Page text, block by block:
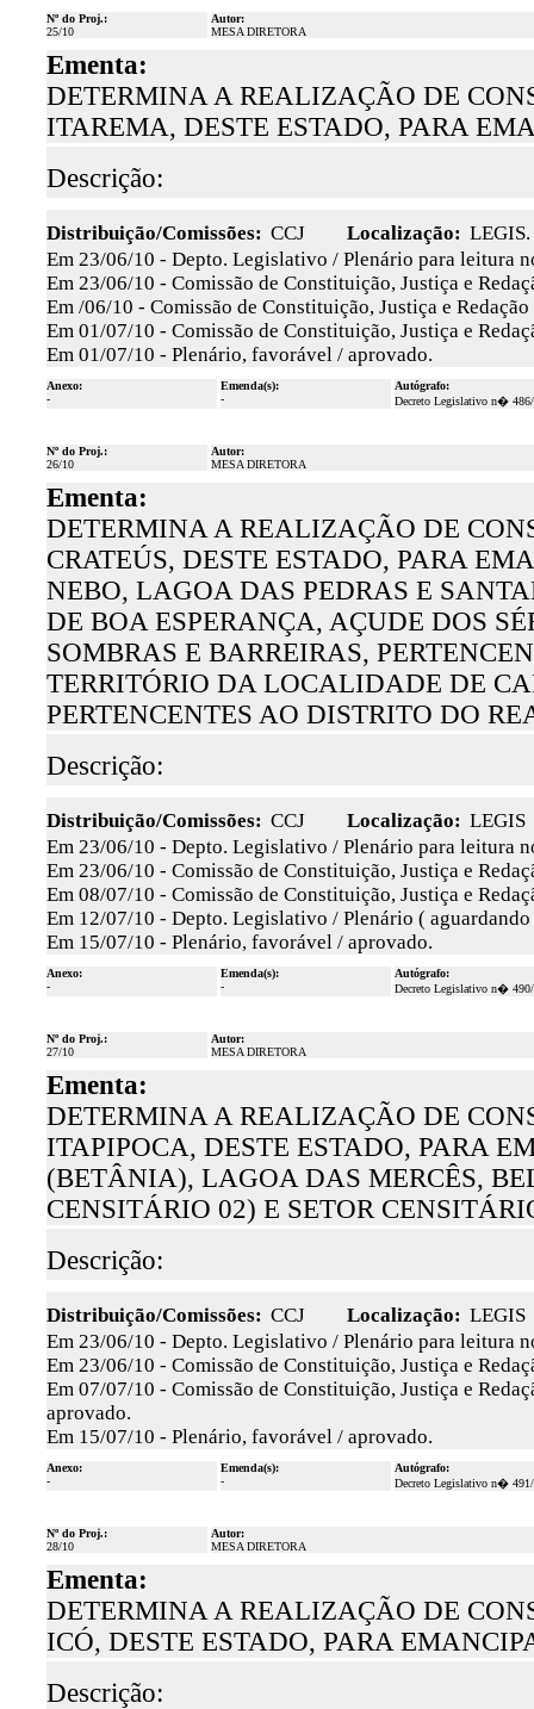
Nº do Proj.:
25/10
Autor:
MESA DIRETORA
Ementa:
DETERMINA A REALIZAÇÃO DE
ITAREMA, DESTE ESTADO, PARA
Descrição:
Distribuição/Comissões: CCJ Localização: LEGIS.
Em 23/06/10 - Depto. Legislativo / Plenário para leitura
Em 23/06/10 - Comissão de Constituição, Justiça e
Em /06/10 - Comissão de Constituição, Justiça e
Em 01/07/10 - Comissão de Constituição, Justiça e
Em 01/07/10 - Plenário, favorável / aprovado.
Anexo:
-
Emenda(s):
-
Autógrafo:
Decreto Legislativo n�
Nº do Proj.:
26/10
Autor:
MESA DIRETORA
Ementa:
DETERMINA A REALIZAÇÃO DE
CRATEÚS, DESTE ESTADO, PARA
NEBO, LAGOA DAS PEDRAS E
DE BOA ESPERANÇA, AÇUDE DOS
SOMBRAS E BARREIRAS,
TERRITÓRIO DA LOCALIDADE DE
PERTENCENTES AO DISTRITO DO
Descrição:
Distribuição/Comissões: CCJ Localização: LEGIS
Em 23/06/10 - Depto. Legislativo / Plenário para leitura
Em 23/06/10 - Comissão de Constituição, Justiça e
Em 08/07/10 - Comissão de Constituição, Justiça e
Em 12/07/10 - Depto. Legislativo / Plenário (
Em 15/07/10 - Plenário, favorável / aprovado.
Anexo:
-
Emenda(s):
-
Autógrafo:
Decreto Legislativo n�
Nº do Proj.:
27/10
Autor:
MESA DIRETORA
Ementa:
DETERMINA A REALIZAÇÃO DE
ITAPIPOCA, DESTE ESTADO, PARA
(BETÂNIA), LAGOA DAS MERCÊS,
CENSITÁRIO 02) E SETOR
Descrição:
Distribuição/Comissões: CCJ Localização: LEGIS
Em 23/06/10 - Depto. Legislativo / Plenário para leitura
Em 23/06/10 - Comissão de Constituição, Justiça e
Em 07/07/10 - Comissão de Constituição, Justiça e
aprovado.
Em 15/07/10 - Plenário, favorável / aprovado.
Anexo:
-
Emenda(s):
-
Autógrafo:
Decreto Legislativo n�
Nº do Proj.:
28/10
Autor:
MESA DIRETORA
Ementa:
DETERMINA A REALIZAÇÃO DE
ICÓ, DESTE ESTADO, PARA
Descrição: